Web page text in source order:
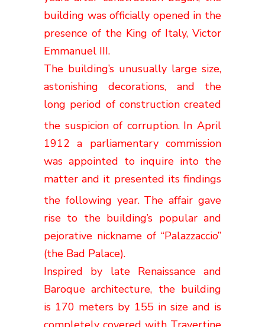
building was officially opened in the
presence of the King of Italy, Victor
Emmanuel III.
The building’s unusually large size,
astonishing decorations, and the
long period of construction created
the suspicion of corruption. In April
1912 a parliamentary commission
was appointed to inquire into the
matter and it presented its findings
the following year. The affair gave
rise to the building’s popular and
pejorative nickname of “Palazzaccio”
(the Bad Palace).
Inspired by late Renaissance and
Baroque architecture, the building
is 170 meters by 155 in size and is